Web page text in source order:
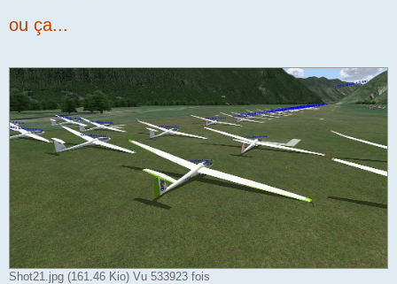
ou ça...
Shot21.jpg (161.46 Kio) Vu 533923 fois